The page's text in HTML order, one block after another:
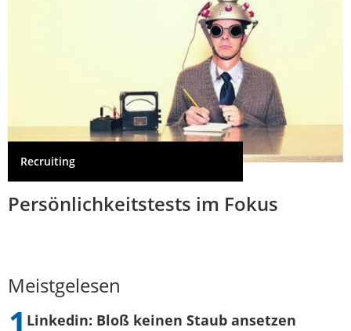
Recruiting
Persönlichkeitstests im Fokus
Meistgelesen
Linkedin: Bloß keinen Staub ansetzen